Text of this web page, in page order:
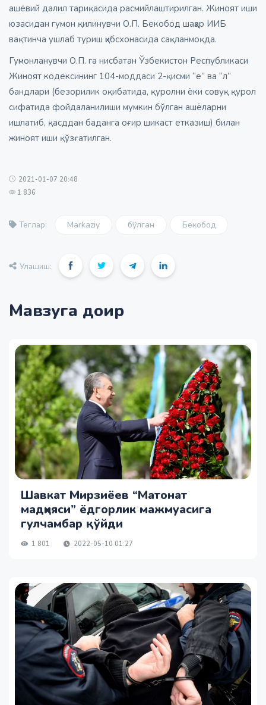
ашёвий далил тариқасида расмийлаштирилган. Жиноят иши
юзасидан гумон қилинувчи О.П. Бекобод шаҳар ИИБ
вақтинча ушлаб туриш ҳибсхонасида сақланмоқда.
Гумонланувчи О.П. га нисбатан Ўзбекистон Республикаси
Жиноят кодексининг 104-моддаси 2-қисми “е” ва “л”
бандлари (безорилик оқибатида, қуролни ёки совуқ қурол
сифатида фойдаланилиши мумкин бўлган ашёларни
ишлатиб, қасддан баданга оғир шикаст етказиш) билан
жиноят иши қўзғатилган.
2021-01-07 20:48
1 836
Теглар: Markaziy бўлган Бекобод
Улашиш:
Мавзуга доир
Шавкат Мирзиёев “Матонат
мадҳияси” ёдгорлик мажмуасига
гулчамбар қўйди
1 801 2022-05-10 01:27